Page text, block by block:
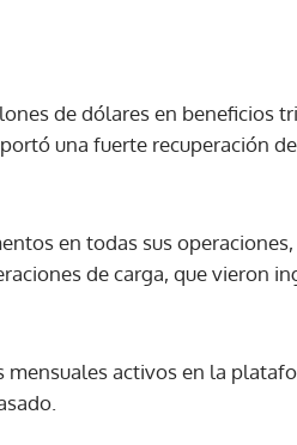
de dólares en beneficios
una fuerte recuperación
en todas sus
de carga, que vieron
activos en la